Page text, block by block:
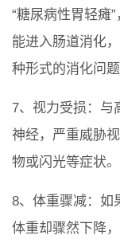
“糖尿病性胃轻瘫
能进入肠道消化
种形式的消化问题
7、视力受损：与
神经，严重威胁
物或闪光等症状。
8、体重骤减：如
体重却骤然下降